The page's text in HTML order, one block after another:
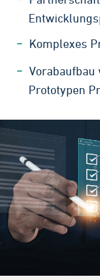
Komplexes
Prototypen